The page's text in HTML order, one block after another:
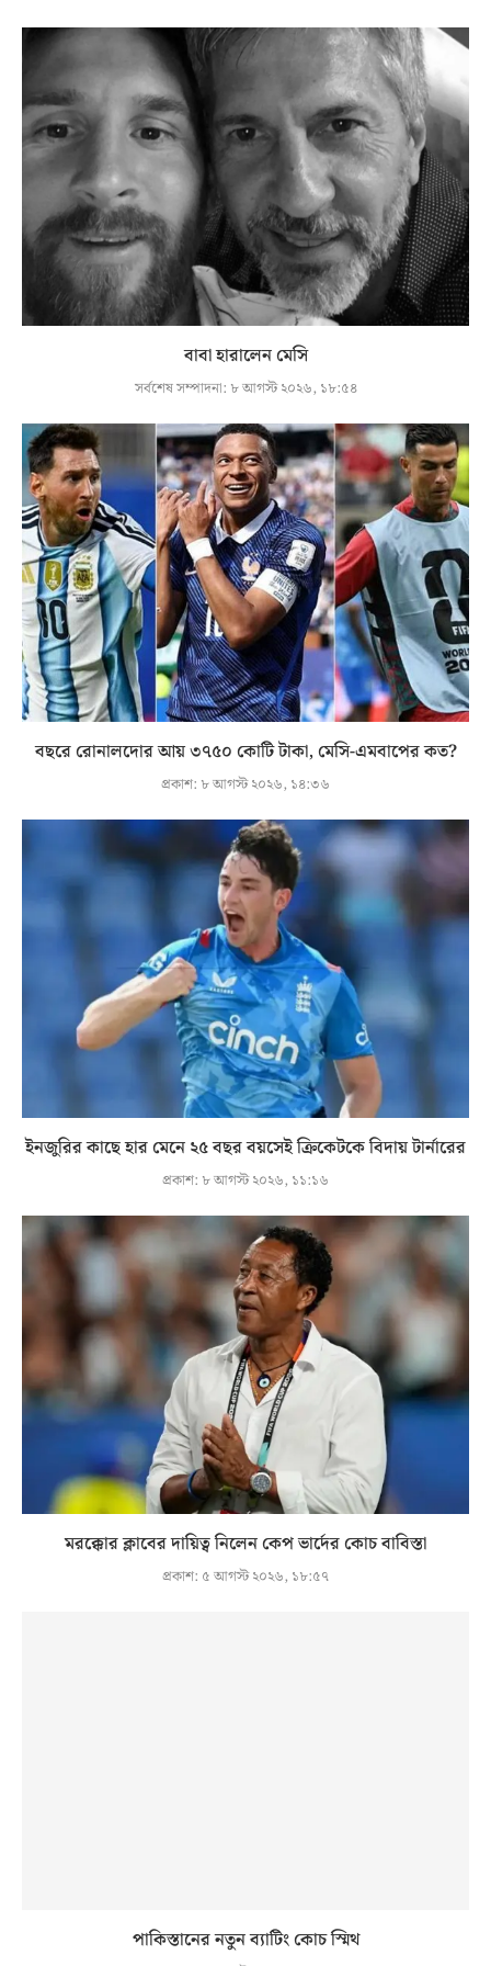
বাবা হারালেন মেসি
সর্বশেষ সম্পাদনা: ৮ আগস্ট ২০২৬, ১৮:৫৪
বছরে রোনালদোর আয় ৩৭৫০ কোটি টাকা, মেসি-এমবাপের কত?
প্রকাশ: ৮ আগস্ট ২০২৬, ১৪:৩৬
ইনজুরির কাছে হার মেনে ২৫ বছর বয়সেই ক্রিকেটকে বিদায় টার্নারের
প্রকাশ: ৮ আগস্ট ২০২৬, ১১:১৬
মরক্কোর ক্লাবের দায়িত্ব নিলেন কেপ ভার্দের কোচ বাবিস্তা
প্রকাশ: ৫ আগস্ট ২০২৬, ১৮:৫৭
পাকিস্তানের নতুন ব্যাটিং কোচ স্মিথ